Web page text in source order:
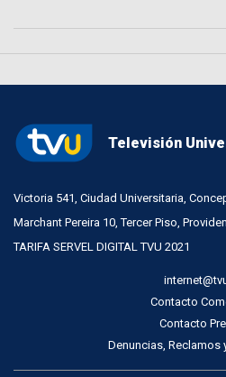
Televisión
Victoria 541, Ciudad Universitaria,
Marchant Pereira 10, Tercer Piso,
TARIFA SERVEL DIGITAL TVU 2021
Contacto
Contacto
Denuncias, Reclamos